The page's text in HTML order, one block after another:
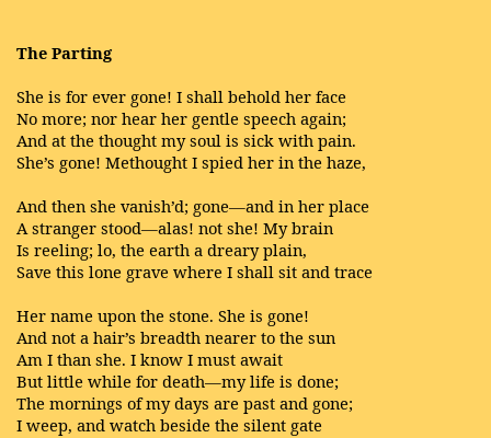
The Parting
She is for ever gone! I shall behold her face
No more; nor hear her gentle speech again;
And at the thought my soul is sick with pain.
She’s gone! Methought I spied her in the haze,
And then she vanish’d; gone—and in her place
A stranger stood—alas! not she! My brain
Is reeling; lo, the earth a dreary plain,
Save this lone grave where I shall sit and trace
Her name upon the stone. She is gone!
And not a hair’s breadth nearer to the sun
Am I than she. I know I must await
But little while for death—my life is done;
The mornings of my days are past and gone;
I weep, and watch beside the silent gate